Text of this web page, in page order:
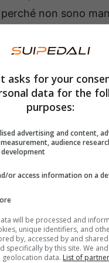
non sono
Egan Bernal(Ineos
per
di abbuono
“Sapevo che
avrebbe
Kooij, vincitore
Nizza, ha
giornalisti dopo la
asks for your
data for the
purposes:
advertising and content,
audience
development
or access information on a
will be processed and
unique identifiers, and
by, accessed by and
specifically by this site. We
geolocation data. List of